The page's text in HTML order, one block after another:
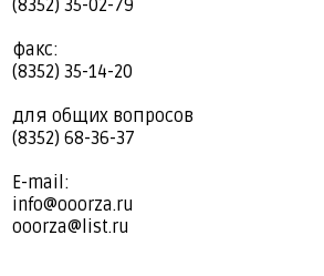
(8352) 35-02-79
факс:
(8352) 35-14-20
для общих вопросов
(8352) 68-36-37
E-mail:
info@ooorza.ru
ooorza@list.ru